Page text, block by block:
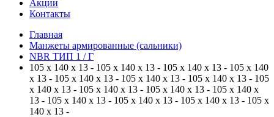
Акции
Контакты
Главная
Манжеты армированные (сальники)
NBR ТИП 1 / Г
105 x 140 x 13 - 105 x 140 x 13 - 105 x 140 x 13 - 105 x 140
x 13 - 105 x 140 x 13 - 105 x 140 x 13 - 105 x 140 x 13 - 105
x 140 x 13 - 105 x 140 x 13 - 105 x 140 x 13 - 105 x 140 x
13 - 105 x 140 x 13 - 105 x 140 x 13 - 105 x 140 x 13 - 105 x
140 x 13 -